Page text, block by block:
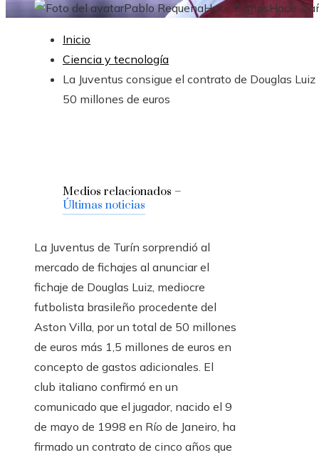
Pablo RequenaHace 2 añosHace 2
Inicio
Ciencia y tecnología
La Juventus consigue el contrato de Douglas Luiz
50 millones de euros
Medios relacionados –
Últimas noticias
La Juventus de Turín sorprendió al
mercado de fichajes al anunciar el
fichaje de Douglas Luiz, mediocre
futbolista brasileño procedente del
Aston Villa, por un total de 50 millones
de euros más 1,5 millones de euros en
concepto de gastos adicionales. El
club italiano confirmó en un
comunicado que el jugador, nacido el 9
de mayo de 1998 en Río de Janeiro, ha
firmado un contrato de cinco años que